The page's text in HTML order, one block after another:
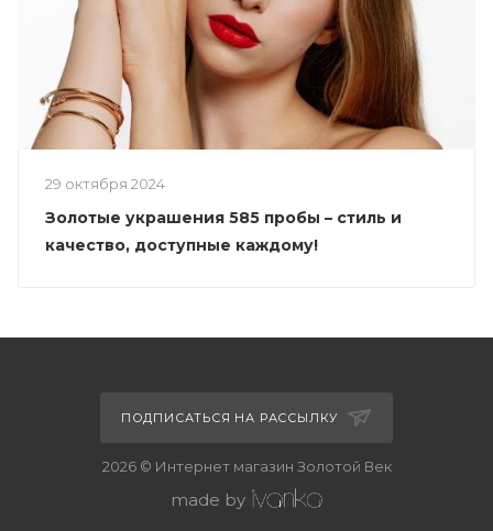
29 октября 2024
Золотые украшения 585 пробы – стиль и
качество, доступные каждому!
ПОДПИСАТЬСЯ НА РАССЫЛКУ
2026 © Интернет магазин Золотой Век
made by